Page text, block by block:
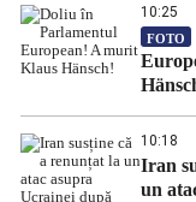
10:25
FOTO
10:18
Iran
un